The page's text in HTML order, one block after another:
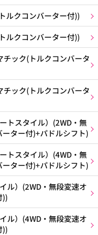
ルクコンバーター付))
ルクコンバーター付))
ック(トルクコンバータ
ック(トルクコンバータ
スタイル）(2WD・無
ター付)+パドルシフト)
スタイル）(4WD・無
ター付)+パドルシフト)
ル）(2WD・無段変速オ
))
ル）(4WD・無段変速オ
))